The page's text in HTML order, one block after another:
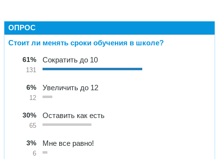
ОПРОС
Стоит ли менять сроки обучения в школе?
61%
131
Сократить до 10
6%
12
Увеличить до 12
30%
65
Оставить как есть
3%
6
Мне все равно!